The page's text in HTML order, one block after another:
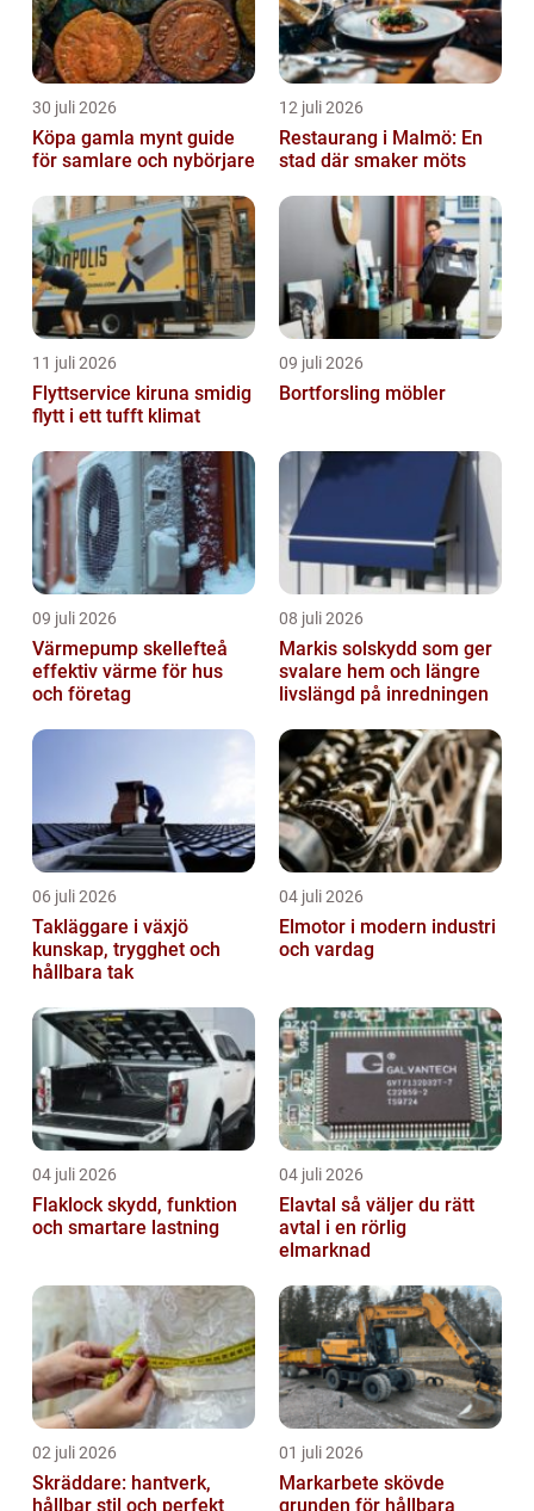
30 juli 2026
Köpa gamla mynt guide
för samlare och nybörjare
12 juli 2026
Restaurang i Malmö: En
stad där smaker möts
11 juli 2026
Flyttservice kiruna smidig
flytt i ett tufft klimat
09 juli 2026
Bortforsling möbler
09 juli 2026
Värmepump skellefteå
effektiv värme för hus
och företag
08 juli 2026
Markis solskydd som ger
svalare hem och längre
livslängd på inredningen
06 juli 2026
Takläggare i växjö
kunskap, trygghet och
hållbara tak
04 juli 2026
Elmotor i modern industri
och vardag
04 juli 2026
Flaklock skydd, funktion
och smartare lastning
04 juli 2026
Elavtal så väljer du rätt
avtal i en rörlig
elmarknad
02 juli 2026
Skräddare: hantverk,
hållbar stil och perfekt
01 juli 2026
Markarbete skövde
grunden för hållbara